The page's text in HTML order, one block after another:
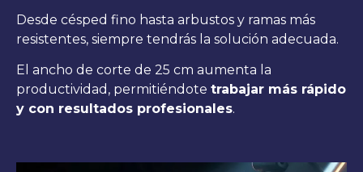
Desde césped fino hasta arbustos y ramas más
resistentes, siempre tendrás la solución adecuada.
El ancho de corte de 25 cm aumenta la
productividad, permitiéndote trabajar más rápido
y con resultados profesionales.